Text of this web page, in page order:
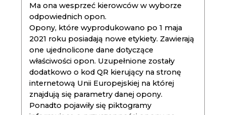
Ma ona wesprzeć kierowców w wyborze
odpowiednich opon.
Opony, które wyprodukowano po 1 maja
2021 roku posiadają nowe etykiety. Zawierają
one ujednolicone dane dotyczące
właściwości opon. Uzupełnione zostały
dodatkowo o kod QR kierujący na stronę
internetową Unii Europejskiej na której
znajdują się parametry danej opony.
Ponadto pojawiły się piktogramy